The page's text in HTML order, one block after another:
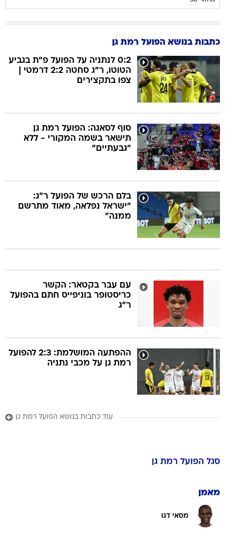
כתבות בנושא הפועל רמת גן
0:2 לנתניה על הפועל פ"ת בגביע
הטוטו, ר"ג סחטה 2:2 דרמטי |
צפו בתקצירים
סוף לסאגה: הפועל רמת גן
תישאר בשמה המקורי - ללא
"גבעתיים"
בלם הרכש של הפועל ר"ג:
"ישראל נפלאה, מאוד מתרשם
ממנה"
עם עבר בקטאר: הקשר
כריסטופר בוניפייס חתם בהפועל
ר"ג
ההפתעה המושלמת: 2:3 להפועל
רמת גן על מכבי נתניה
עוד כתבות בנושא הפועל רמת גן
סגל הפועל רמת גן
מאמן
מסאי דגו